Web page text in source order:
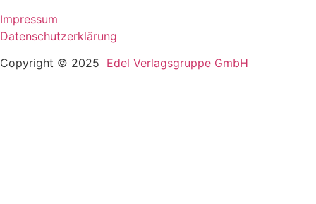
Impressum
Datenschutzerklärung
Copyright © 2025 Edel Verlagsgruppe GmbH